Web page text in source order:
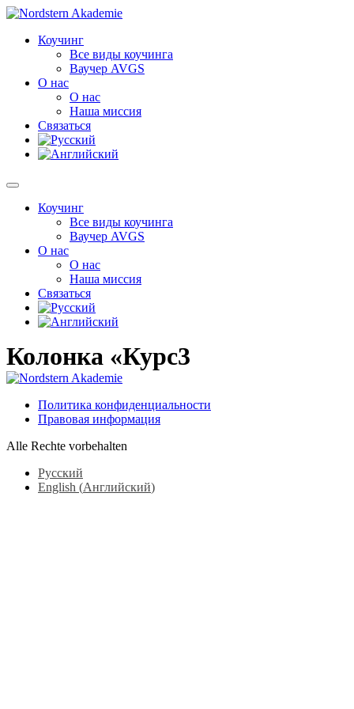
Перейти
содержимому
Коучинг
Все виды коучинга
Ваучер AVGS
О нас
О нас
Наша миссия
Связаться
Коучинг
Все виды коучинга
Ваучер AVGS
О нас
О нас
Наша миссия
Связаться
Колонка «Курс3
Политика конфиденциальности
Правовая информация
Alle Rechte vorbehalten
Русский
English (Английский)